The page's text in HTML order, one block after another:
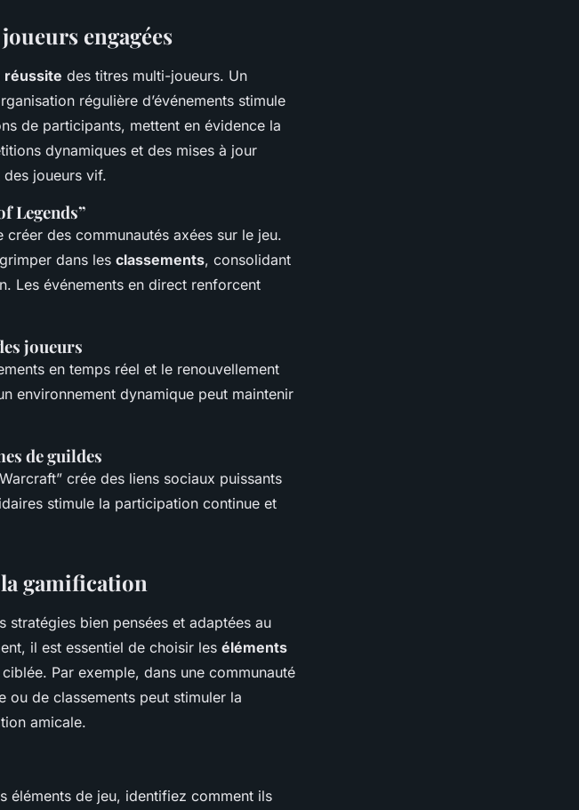
engagées
réussite des titres multi-joueurs. Un
régulière d’événements stimule
de participants, mettent en évidence la
dynamiques et des mises à jour
des joueurs vif.
Legends”
créer des communautés axées sur le jeu.
dans les classements, consolidant
Les événements en direct renforcent
joueurs
en temps réel et le renouvellement
environnement dynamique peut maintenir
de guildes
crée des liens sociaux puissants
stimule la participation continue et
gamification
stratégies bien pensées et adaptées au
il est essentiel de choisir les éléments
ciblée. Par exemple, dans une communauté
ou de classements peut stimuler la
amicale.
éléments de jeu, identifiez comment ils